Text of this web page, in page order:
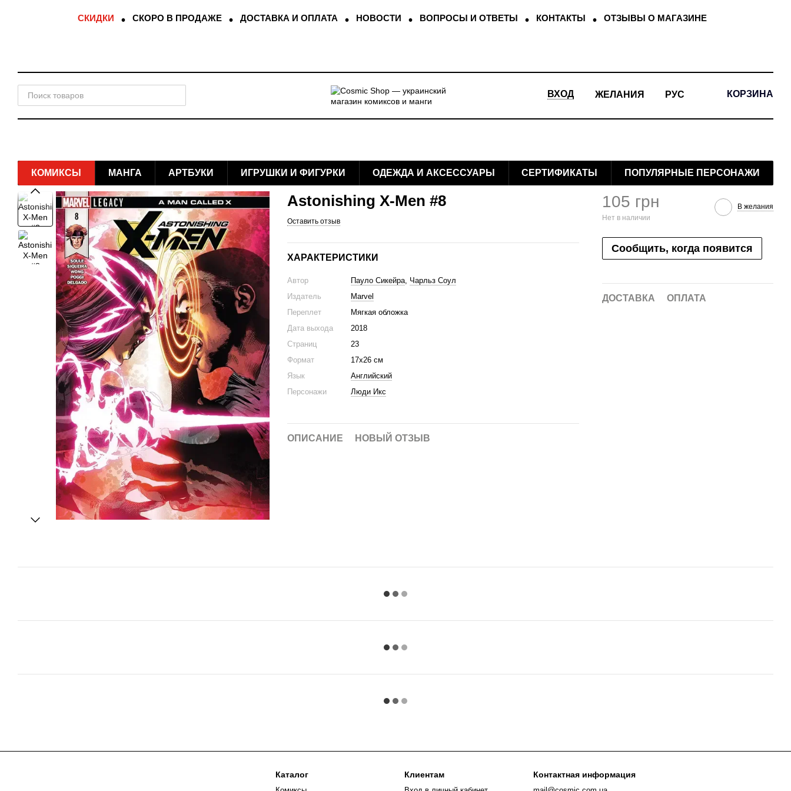
СКИДКИ СКОРО В ПРОДАЖЕ ДОСТАВКА И ОПЛАТА НОВОСТИ ВОПРОСЫ И ОТВЕТЫ КОНТАКТЫ ОТЗЫВЫ О МАГАЗИНЕ
ВХОД ЖЕЛАНИЯ РУС КОРЗИНА
КОМИКСЫ МАНГА АРТБУКИ ИГРУШКИ И ФИГУРКИ ОДЕЖДА И АКСЕССУАРЫ СЕРТИФИКАТЫ ПОПУЛЯРНЫЕ ПЕРСОНАЖИ
Astonishing X-Men #8
Оставить отзыв
ХАРАКТЕРИСТИКИ
Автор Пауло Сикейра, Чарльз Соул
Издатель
Marvel
Переплет
Мягкая обложка
Дата выхода
2018
Страниц
23
Формат
17х26 см
Язык
Английский
Персонажи
Люди Икс
ОПИСАНИЕ НОВЫЙ ОТЗЫВ
105 грн
Нет в наличии
В желания
Сообщить, когда появится
ДОСТАВКА ОПЛАТА
Каталог Клиентам Контактная информация